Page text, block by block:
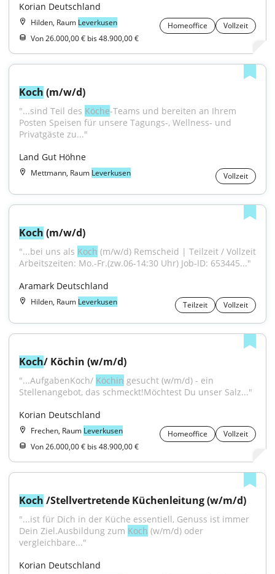
Korian Deutschland
Hilden, Raum Leverkusen Homeoffice
Vollzeit
Von 26.000,00 € bis 48.900,00 €
Koch (m/w/d)
"...sind Teil des Köche-Teams und bereiten an Ihrem
Posten Speisen für unsere Tagungs-, Wellness- und
Privatgäste zu..."
Land Gut Höhne
Mettmann, Raum Leverkusen Vollzeit
Koch (m/w/d)
"...bei uns als Koch (m/w/d) Remscheid | Teilzeit / Vollzeit
Arbeitszeiten: Mo.-Fr.(zw.06-14:30 Uhr) Job-ID: 653445..."
Aramark Deutschland
Hilden, Raum Leverkusen Teilzeit Vollzeit
Koch/ Köchin (w/m/d)
"...AufgabenKoch/ Köchin gesucht (w/m/d) - ein
Stellenangebot, das schmeckt!Möchtest Du unser Salz..."
Korian Deutschland
Frechen, Raum Leverkusen Homeoffice
Vollzeit
Von 26.000,00 € bis 48.900,00 €
Koch /Stellvertretende Küchenleitung (w/m/d)
"...ist für Dich in der Küche essentiell, Genuss ist immer
Dein Ziel.Ausbildung zum Koch (w/m/d) oder
vergleichbare..."
Korian Deutschland